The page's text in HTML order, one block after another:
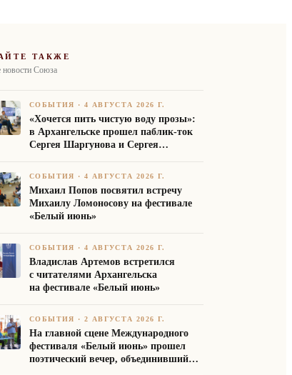
ТАКЖЕ
новости Союза
СОБЫТИЯ ·4 АВГУСТА 2026 Г.
«Хочется пить чистую воду прозы»:
в Архангельске прошел паблик-ток
Сергея Шаргунова и Сергея
СОБЫТИЯ ·4 АВГУСТА 2026 Г.
Михаил Попов посвятил встречу
Михаилу Ломоносову на фестивале
«Белый июнь»
СОБЫТИЯ ·4 АВГУСТА 2026 Г.
Владислав Артемов встретился
с читателями Архангельска
на фестивале «Белый июнь»
СОБЫТИЯ ·2 АВГУСТА 2026 Г.
На главной сцене Международного
фестиваля «Белый июнь» прошел
поэтический вечер, объединивший